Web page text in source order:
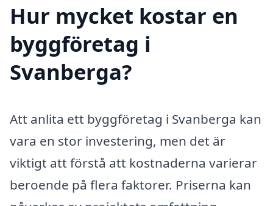
Hur mycket kostar en
byggföretag i
Svanberga?
Att anlita ett byggföretag i Svanberga kan
vara en stor investering, men det är
viktigt att förstå att kostnaderna varierar
beroende på flera faktorer. Priserna kan